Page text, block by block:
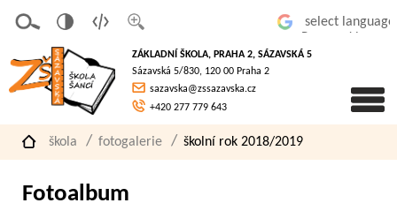
písmo
á
verze
pro
slaboz
raké
ZÁKLADNÍ ŠKOLA, PRAHA 2, SÁZAVSKÁ 5
Sázavská 5/830, 120 00 Praha 2
sazavska@zssazavska.cz
+420 277 779 643
škola fotogalerie školní rok 2018/2019
Fotoalbum